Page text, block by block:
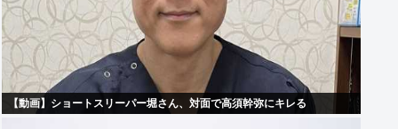
【動画】ショートスリーパー堀さん、対面で高須幹弥にキレる